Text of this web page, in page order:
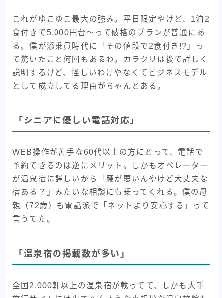
これがゆこゆこ最大の強み。平日限定やけど、1泊2
食付きで5,000円台〜って破格のプランが普通にあ
る。僕が添乗員時代に「その値段で2食付き!?」っ
て驚いたこと何回もあるわ。カラクリは後で詳しく
説明するけど、怪しいわけやなくてビジネスモデル
として成立してる理由がちゃんとある。
「シニアに優しい電話対応」
WEB操作が苦手な60代以上の方にとって、電話で
予約できるのは逆にメリット。しかもオペレーター
が温泉宿に詳しいから「腰が悪いんやけど大丈夫な
宿ある？」みたいな相談にも乗ってくれる。僕の母
親（72歳）も電話派で「ネットより安心する」って
言うてた。
「温泉宿の掲載数が多い」
全国2,000軒以上の温泉宿が載ってて、しかも大手